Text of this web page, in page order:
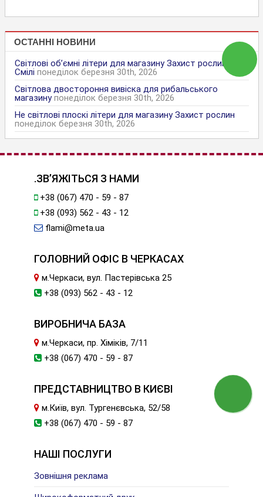
ОСТАННІ НОВИНИ
Світлові об’ємні літери для магазину Захист рослин в
Смілі понеділок березня 30th, 2026
Світлова двостороння вивіска для рибальського
магазину понеділок березня 30th, 2026
Не світлові плоскі літери для магазину Захист рослин
понеділок березня 30th, 2026
.ЗВ’ЯЖІТЬСЯ З НАМИ
+38 (067) 470 - 59 - 87
+38 (093) 562 - 43 - 12
flami@meta.ua
ГОЛОВНИЙ ОФІС В ЧЕРКАСАХ
м.Черкаси, вул. Пастерівська 25
+38 (093) 562 - 43 - 12
ВИРОБНИЧА БАЗА
м.Черкаси, пр. Хіміків, 7/11
+38 (067) 470 - 59 - 87
ПРЕДСТАВНИЦТВО В КИЄВІ
м.Київ, вул. Тургенєвська, 52/58
+38 (067) 470 - 59 - 87
НАШІ ПОСЛУГИ
Зовнішня реклама